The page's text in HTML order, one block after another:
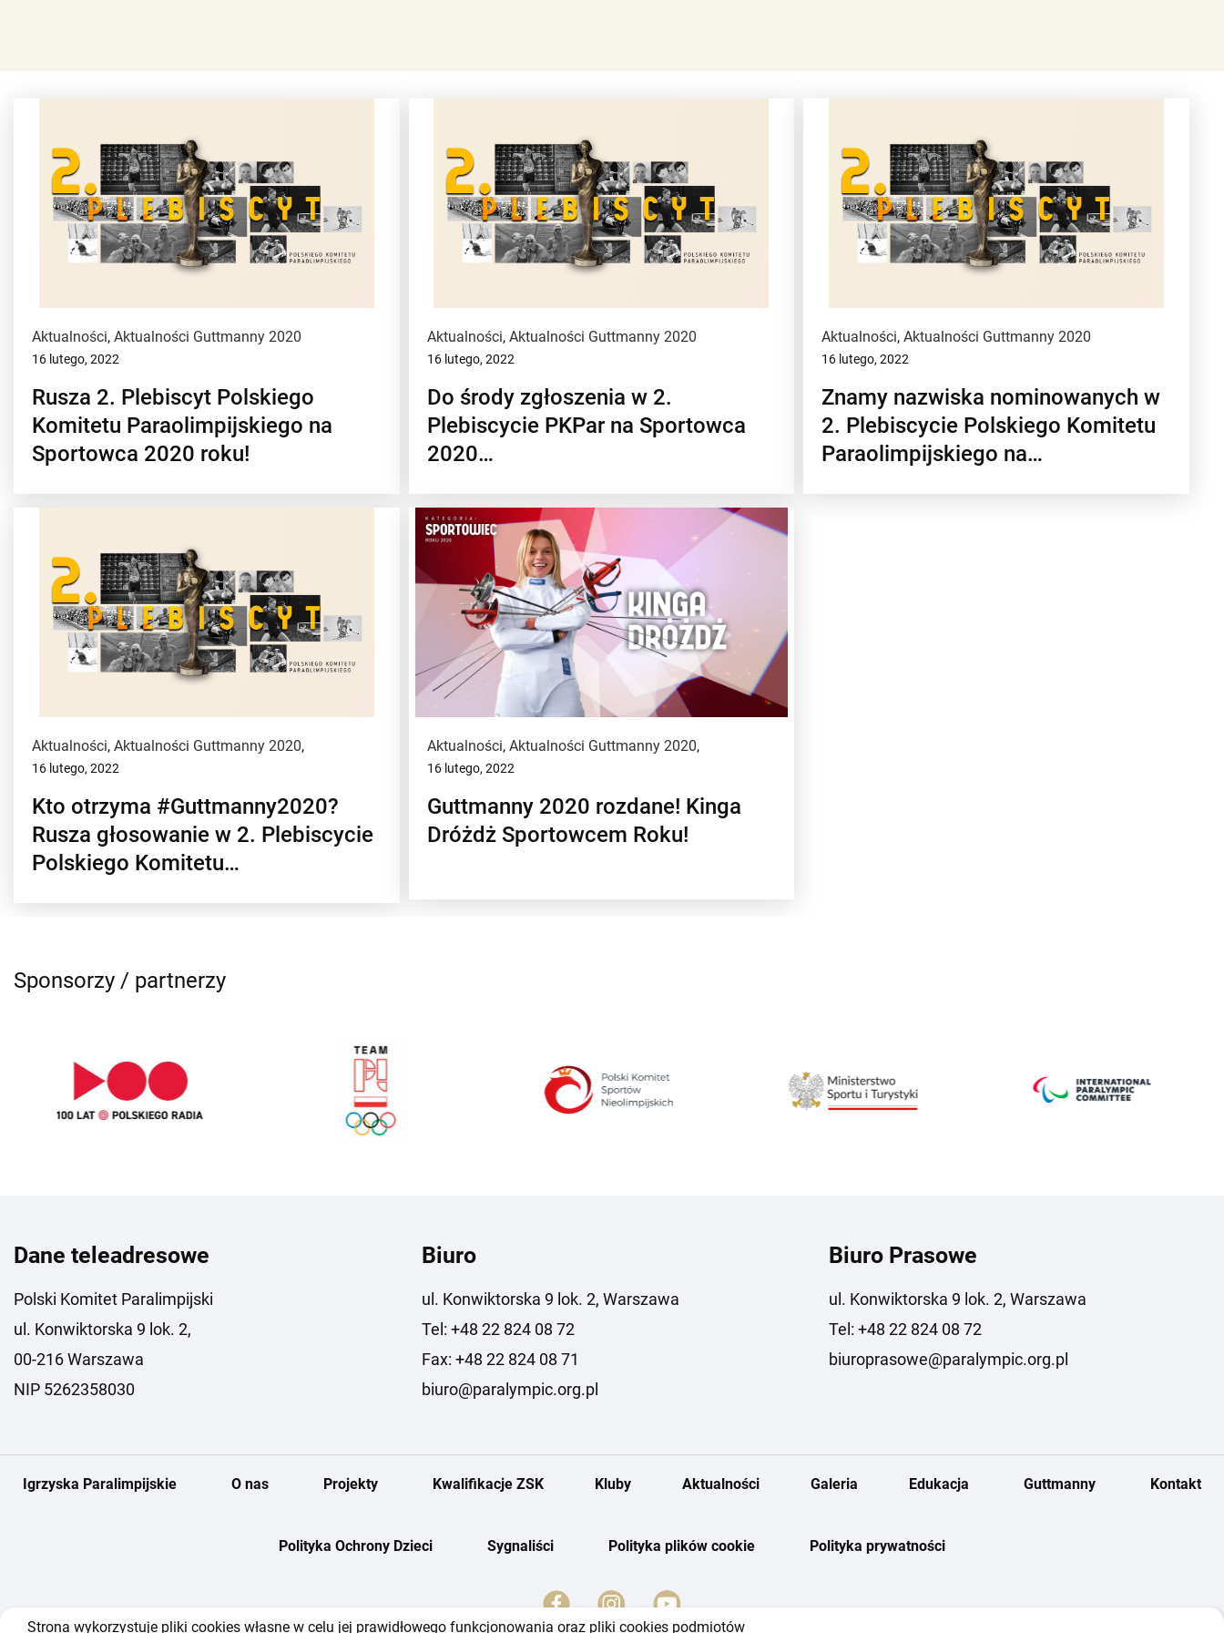
Aktualności, Aktualności Guttmanny 2020
16 lutego, 2022
Rusza 2. Plebiscyt Polskiego
Komitetu Paraolimpijskiego na
Sportowca 2020 roku!
Aktualności, Aktualności Guttmanny 2020
16 lutego, 2022
Do środy zgłoszenia w 2.
Plebiscycie PKPar na Sportowca
2020…
Aktualności,Aktualności Guttmanny 2020
16 lutego, 2022
Znamy nazwiska nominowanych w
2. Plebiscycie Polskiego Komitetu
Paraolimpijskiego na…
Aktualności, Aktualności Guttmanny 2020,
16 lutego, 2022
Kto otrzyma #Guttmanny2020?
Rusza głosowanie w 2. Plebiscycie
Polskiego Komitetu…
Aktualności, Aktualności Guttmanny 2020,
16 lutego, 2022
Guttmanny 2020 rozdane! Kinga
Dróżdż Sportowcem Roku!
Sponsorzy / partnerzy
Dane teleadresowe
Polski Komitet Paralimpijski
ul. Konwiktorska 9 lok. 2,
00-216 Warszawa
NIP 5262358030
Biuro
ul. Konwiktorska 9 lok. 2, Warszawa
Tel: +48 22 824 08 72
Fax: +48 22 824 08 71
biuro@paralympic.org.pl
Biuro Prasowe
ul. Konwiktorska 9 lok. 2, Warszawa
Tel: +48 22 824 08 72
biuroprasowe@paralympic.org.pl
Igrzyska Paralimpijskie O nas Projekty Kwalifikacje ZSK Kluby Aktualności Galeria Edukacja Guttmanny Kontakt
Polityka Ochrony Dzieci Sygnaliści Polityka plików cookie Polityka prywatności
Strona wykorzystuje pliki cookies własne w celu jej prawidłowego funkcjonowania oraz pliki cookies podmiotów